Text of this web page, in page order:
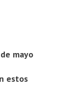
mayo
estos